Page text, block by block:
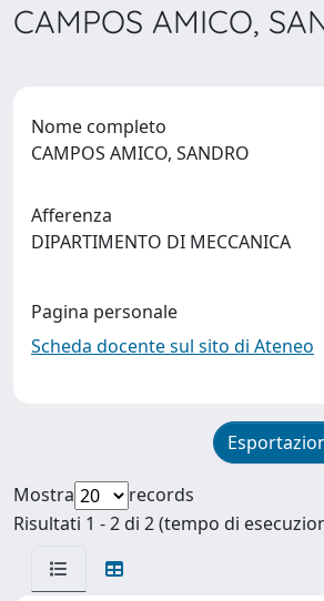
CAMPOS AMICO,
Nome completo
CAMPOS AMICO, SANDRO
Afferenza
DIPARTIMENTO DI MECCANICA
Pagina personale
Scheda docente sul sito di Ateneo
Mostra
records
Risultati 1 - 2 di 2 (tempo di